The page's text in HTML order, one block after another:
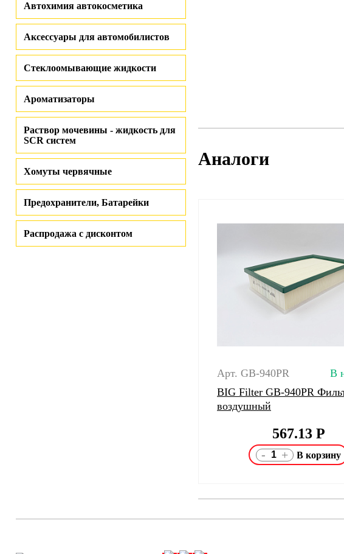
Автохимия автокосметика
Аксессуары для автомобилистов
Стеклоомывающие жидкости
Ароматизаторы
Раствор мочевины - жидкость для
SCR систем
Хомуты червячные
Предохранители, Батарейки
Распродажа с дисконтом
Аналоги
Арт. GB-940PR
В
BIG Filter GB-940PR
воздушный
567.13 Р
- +